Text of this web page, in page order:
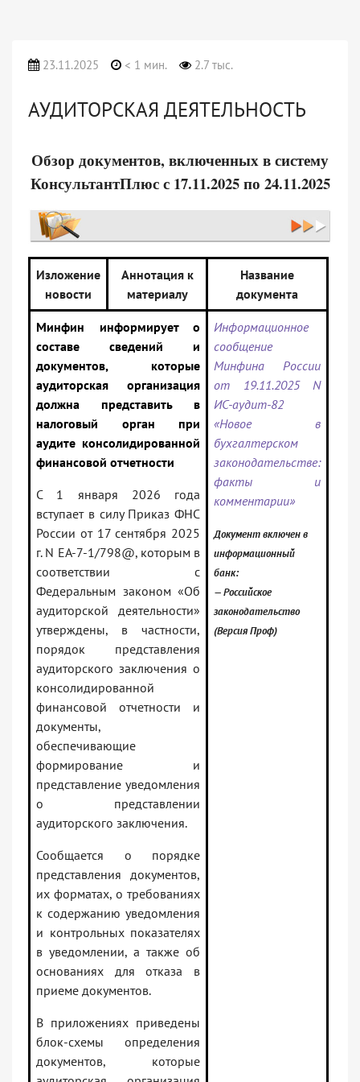
23.11.2025 < 1 мин. 2.7 тыс.
АУДИТОРСКАЯ ДЕЯТЕЛЬНОСТЬ
Обзор документов, включенных в систему
КонсультантПлюс с 17.11.2025 по 24.11.2025
Изложение
новости
Аннотация к
материалу
Название
документа
Минфин информирует о
составе сведений и
документов, которые
аудиторская организация
должна представить в
налоговый орган при
аудите консолидированной
финансовой отчетности
С 1 января 2026 года
вступает в силу Приказ ФНС
России от 17 сентября 2025
г. N ЕА-7-1/798@, которым в
соответствии с
Федеральным законом «Об
аудиторской деятельности»
утверждены, в частности,
порядок представления
аудиторского заключения о
консолидированной
финансовой отчетности и
документы,
обеспечивающие
формирование и
представление уведомления
о представлении
аудиторского заключения.
Сообщается о порядке
представления документов,
их форматах, о требованиях
к содержанию уведомления
и контрольных показателях
в уведомлении, а также об
основаниях для отказа в
приеме документов.
В приложениях приведены
блок-схемы определения
документов, которые
Информационное
сообщение
Минфина России
от 19.11.2025 N
ИС-аудит-82
«Новое в
бухгалтерском
законодательстве:
факты и
комментарии»
Документ включен в
информационный
банк:
— Российское
законодательство
(Версия Проф)